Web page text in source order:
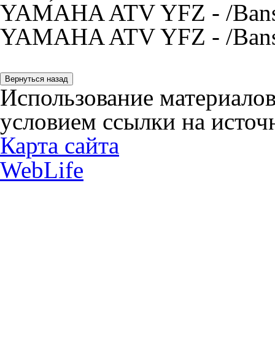
YAMAHA ATV YFZ - /
YAMAHA ATV YFZ - /
Использование
условием ссылки на
Карта сайта
WebLife